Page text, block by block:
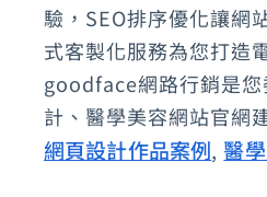
驗，SEO排序優化讓網
式客製化服務為您打造
goodface網路行銷是您
計、醫學美容網站官網
網頁設計作品案例,醫
醫
學
美
容
網